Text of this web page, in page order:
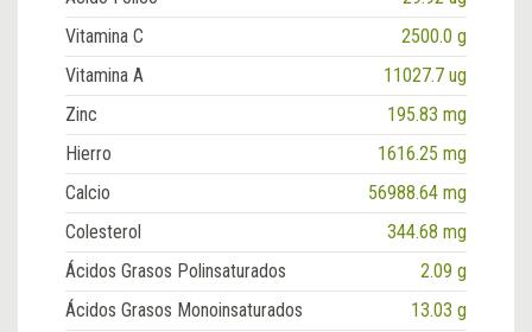
Vitamina C
2500.0 g
Vitamina A
11027.7 ug
Zinc
195.83 mg
Hierro
1616.25 mg
Calcio
56988.64 mg
Colesterol
344.68 mg
Ácidos Grasos Polinsaturados
2.09 g
Ácidos Grasos Monoinsaturados
13.03 g